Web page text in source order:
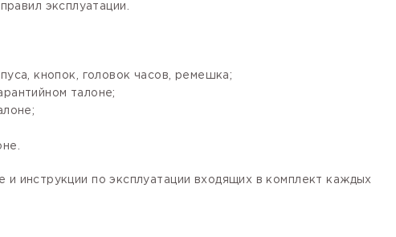
эксплуатации.
кнопок, головок часов, ремешка;
талоне;
инструкции по эксплуатации входящих в комплект каждых